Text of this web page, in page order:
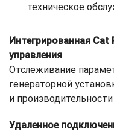
техническое
Интегрированная
управления
Отслеживание
генераторной
и
Удаленное